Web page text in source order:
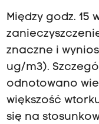
Między godz. 15
znaczne i
ug/m3).
odnotowano
większość
się na